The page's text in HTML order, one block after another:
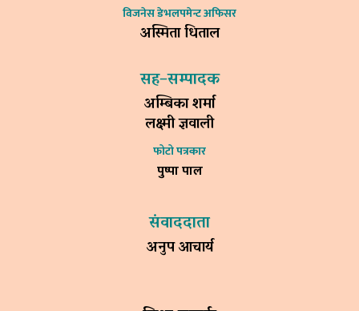
विजनेस डेभलपमेन्ट अफिसर
अस्मिता धिताल
सह–सम्पादक
अम्बिका शर्मा
लक्ष्मी ज्ञवाली
फोटो पत्रकार
पुष्पा पाल
संवाददाता
अनुप आचार्य